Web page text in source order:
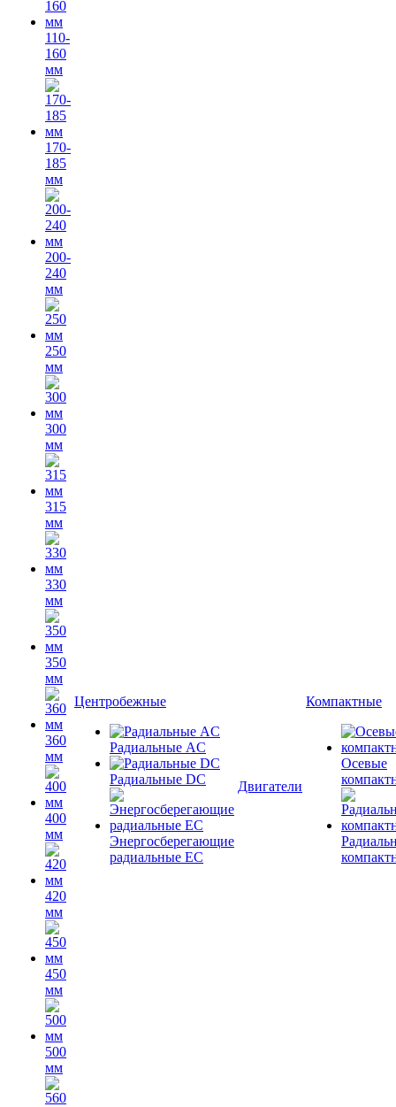
110-
160
мм
170-
185
мм
200-
240
мм
250
мм
300
мм
315
мм
330
мм
350
мм
360
мм
400
мм
420
мм
450
мм
500
мм
Центробежные
Радиальные AC
Радиальные DC
Энергосберегающие
радиальные EC
Двигатели
Компактные
Осевые